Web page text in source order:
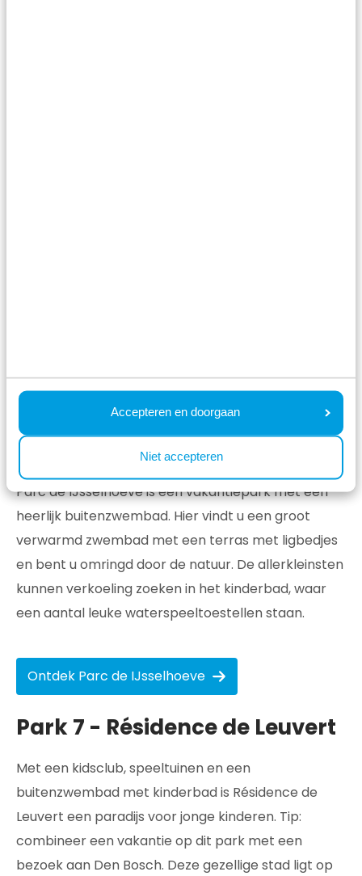
Accepteren en doorgaan
Niet accepteren
Park 6 - Parc de IJsselhoeve
Parc de IJsselhoeve is een vakantiepark met een
heerlijk buitenzwembad. Hier vindt u een groot
verwarmd zwembad met een terras met ligbedjes
en bent u omringd door de natuur. De allerkleinsten
kunnen verkoeling zoeken in het kinderbad, waar
een aantal leuke waterspeeltoestellen staan.
Ontdek Parc de IJsselhoeve
Park 7 - Résidence de Leuvert
Met een kidsclub, speeltuinen en een
buitenzwembad met kinderbad is Résidence de
Leuvert een paradijs voor jonge kinderen. Tip:
combineer een vakantie op dit park met een
bezoek aan Den Bosch. Deze gezellige stad ligt op